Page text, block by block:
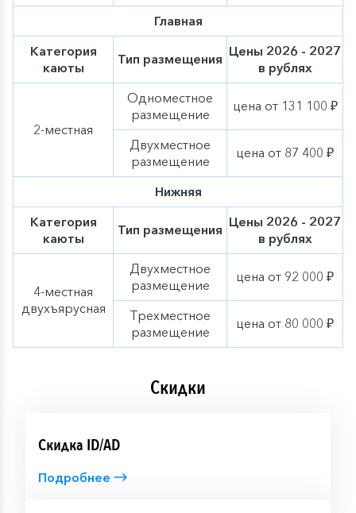
Главная
Категория
каюты
Тип размещения Цены 2026 - 2027
в рублях
2-местная
Одноместное
размещение
цена от 131 100 ₽
Двухместное
размещение
цена от 87 400 ₽
Нижняя
Категория
каюты
Тип размещения Цены 2026 - 2027
в рублях
4-местная
двухъярусная
Двухместное
размещение
цена от 92 000 ₽
Трехместное
размещение
цена от 80 000 ₽
Скидки
Скидка ID/AD
Подробнее